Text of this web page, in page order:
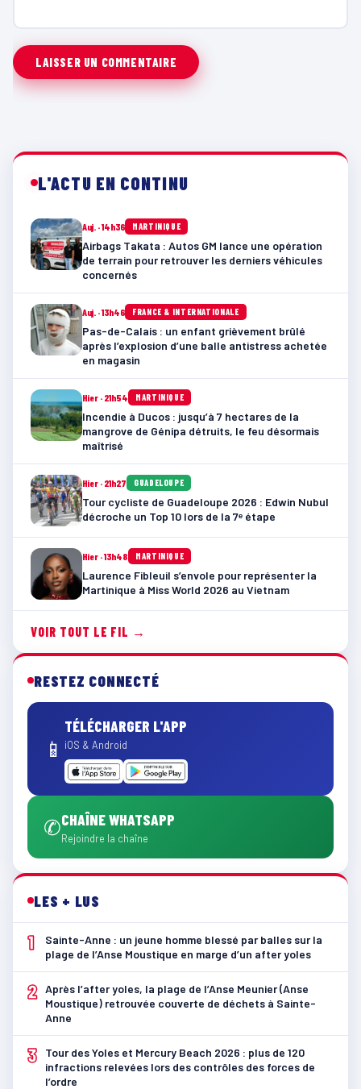
L'ACTU EN CONTINU
Auj. · 14h36 MARTINIQUE
Airbags Takata : Autos GM lance une opération
de terrain pour retrouver les derniers véhicules
concernés
Auj. · 13h46 FRANCE & INTERNATIONALE
Pas-de-Calais : un enfant grièvement brûlé
après l’explosion d’une balle antistress achetée
en magasin
Hier · 21h54 MARTINIQUE
Incendie à Ducos : jusqu’à 7 hectares de la
mangrove de Génipa détruits, le feu désormais
maîtrisé
Hier · 21h27 GUADELOUPE
Tour cycliste de Guadeloupe 2026 : Edwin Nubul
décroche un Top 10 lors de la 7ᵉ étape
Hier · 13h48 MARTINIQUE
Laurence Fibleuil s’envole pour représenter la
Martinique à Miss World 2026 au Vietnam
VOIR TOUT LE FIL →
RESTEZ CONNECTÉ
📱
TÉLÉCHARGER L'APP
iOS & Android
✆CHAÎNE WHATSAPP
Rejoindre la chaîne
LES + LUS
1
Sainte-Anne : un jeune homme blessé par balles sur la
plage de l’Anse Moustique en marge d’un after yoles
2 Après l’after yoles, la plage de l’Anse Meunier (Anse
Moustique) retrouvée couverte de déchets à Sainte-
Anne
3
Tour des Yoles et Mercury Beach 2026 : plus de 120
infractions relevées lors des contrôles des forces de
l’ordre